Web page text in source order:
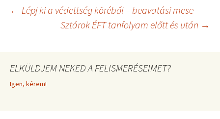
t
e
k
s
t
Bejegyzés
← Lépj ki a védettség köréből – beavatási mese
Sztárok ÉFT tanfolyam előtt és után →
ELKÜLDJEM NEKED A FELISMERÉSEIMET?
Igen, kérem!